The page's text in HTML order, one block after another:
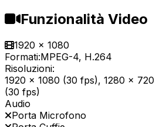
Funzionalità Video
1920 x 1080
Formati:MPEG-4, H.264
Risoluzioni:
1920 x 1080 (30 fps), 1280 x
(30 fps)
Audio
Porta Microfono